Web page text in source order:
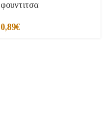
φουντιτσα
0,89€